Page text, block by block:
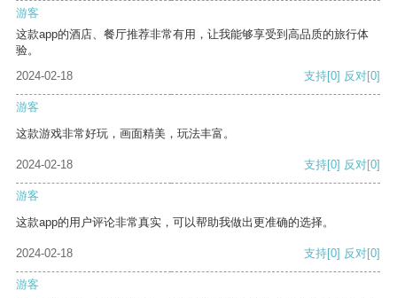
游客
这款app的酒店、餐厅推荐非常有用，让我能够享受到高品质的旅行体
验。
2024-02-18
支持[0] 反对[0]
游客
这款游戏非常好玩，画面精美，玩法丰富。
2024-02-18 支持[0] 反对[0]
游客
这款app的用户评论非常真实，可以帮助我做出更准确的选择。
2024-02-18 支持[0] 反对[0]
游客